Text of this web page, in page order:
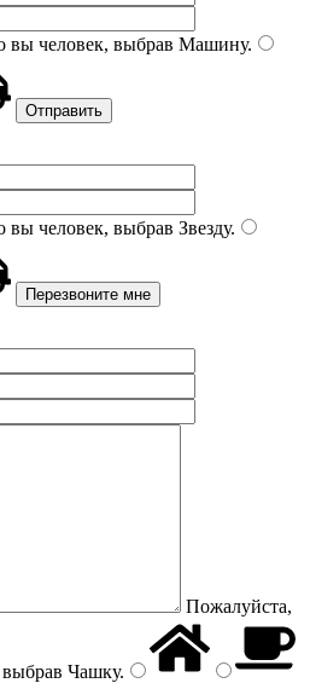
вы человек, выбрав Машину.
вы человек, выбрав Звезду.
Пожалуйста,
Чашку.